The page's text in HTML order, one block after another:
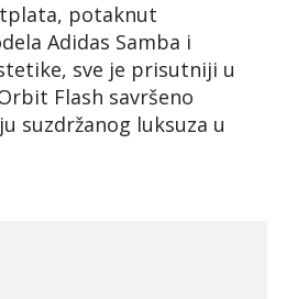
potaknut
Adidas Samba i
sve je prisutniji u
Flash savršeno
suzdržanog luksuza u